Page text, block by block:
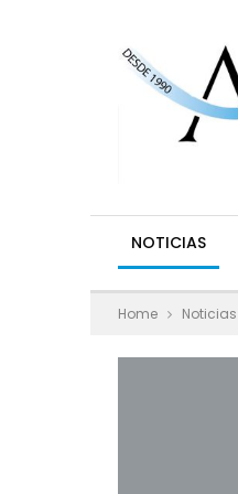
NOTICIAS
Home Noticias